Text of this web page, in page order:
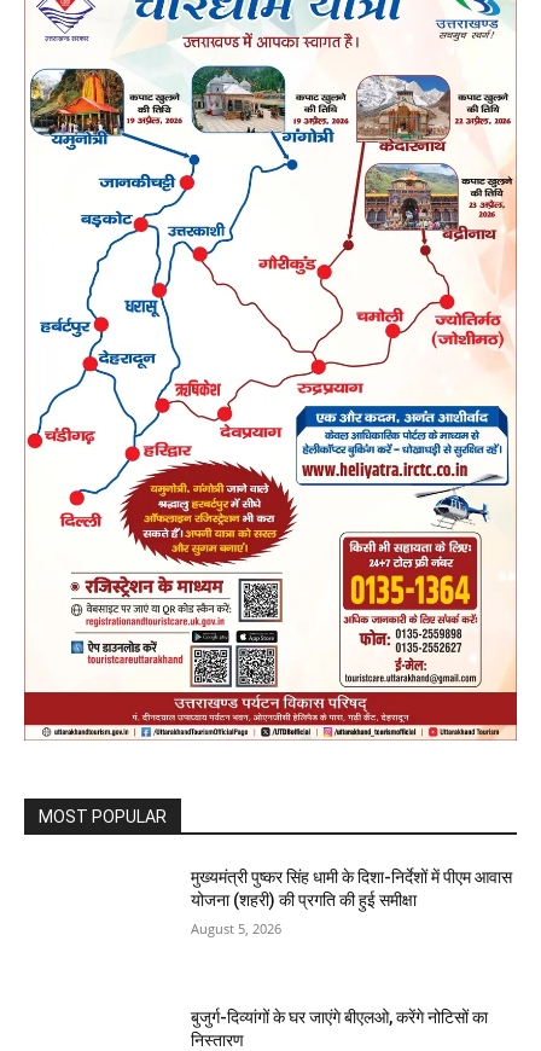
MOST POPULAR
मुख्यमंत्री पुष्कर सिंह धामी के दिशा-निर्देशों में पीएम आवास
योजना (शहरी) की प्रगति की हुई समीक्षा
August 5, 2026
बुजुर्ग-दिव्यांगों के घर जाएंगे बीएलओ, करेंगे नोटिसों का
निस्तारण